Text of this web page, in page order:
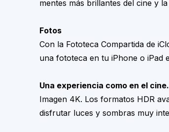
mentes más brillantes del cine y
Fotos
Con la Fototeca Compartida de
una fototeca en tu iPhone o iPad
Una experiencia como en el
Imagen 4K. Los formatos HDR
disfrutar luces y sombras muy